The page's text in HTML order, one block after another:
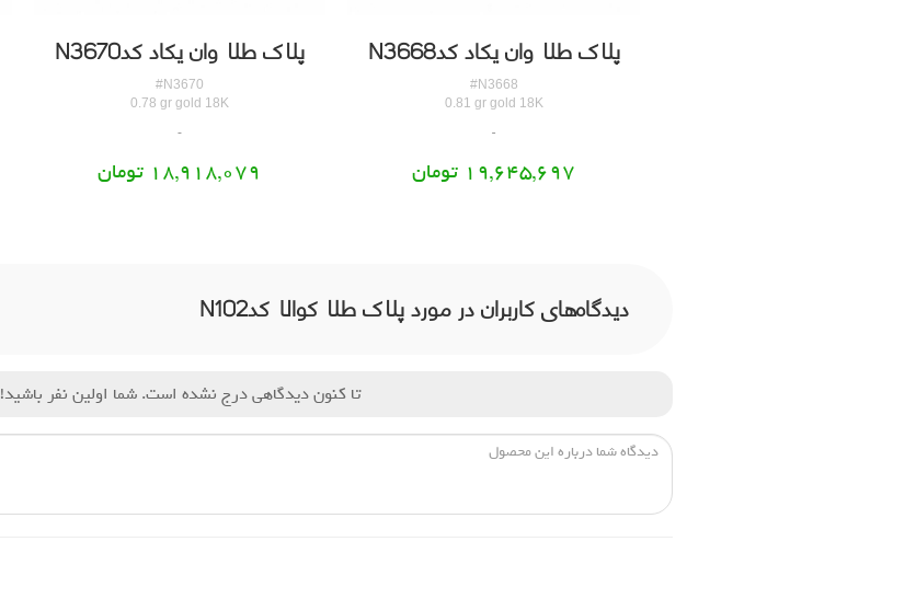
پلاک طلا وان یکاد کدN3670
#N3670
0.78 gr gold 18K
18,918,079 تومان
پلاک طلا وان یکاد کدN3668
#N3668
0.81 gr gold 18K
19,645,697 تومان
دیدگاه‌های کاربران در مورد پلاک طلا کوالا کدN102
تا کنون دیدگاهی درج نشده است. شما اولین نفر باشید!